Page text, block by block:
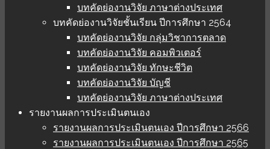
บทคัดย่องานวิจัย ภาษาต่างประเทศ
บทคัดย่องานวิจัยชั้นเรียน ปีการศึกษา 2564
บทคัดย่องานวิจัย กลุ่มวิชาการตลาด
บทคัดย่องานวิจัย คอมพิวเตอร์
บทคัดย่องานวิจัย ทักษะชีวิต
บทคัดย่องานวิจัย บัญชี
บทคัดย่องานวิจัย ภาษาต่างประเทศ
รายงานผลการประเมินตนเอง
รายงานผลการประเมินตนเอง ปีการศึกษา 2566
รายงานผลการประเมินตนเอง ปีการศึกษา 2565